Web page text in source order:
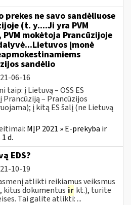
prekes ne savo sandėliuose
(t. y....Ji yra PVM
mokėtoja Prancūzijoje
įmonė
sandėlio
06-16
taip: į Lietuvą – OSS ES
– Prancūzijos
į kitą ES šalį (ne Lietuvą
MĮP 2021 » E-prekyba ir
d.
EDS?
10-19
atlikti reikiamus veiksmus
kitus dokumentus ir kt.), turite
Tai galite atlikti: ...